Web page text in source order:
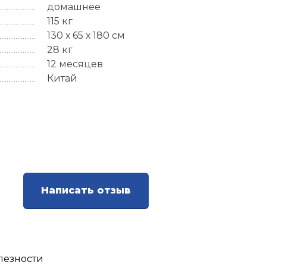
домашнее
115 кг
130 х 65 х 180 см
28 кг
12 месяцев
Китай
Написать отзыв